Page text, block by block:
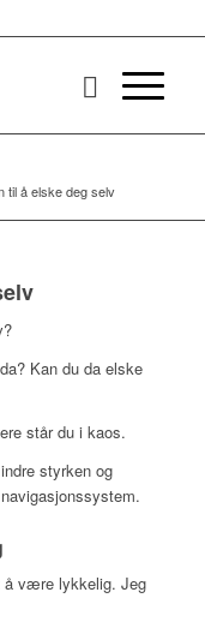
til å elske deg selv
Kan du da elske
står du i kaos.
styrken og
å være lykkelig. Jeg